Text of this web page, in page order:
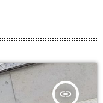
insert_link